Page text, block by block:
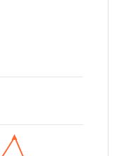
Data ranges from